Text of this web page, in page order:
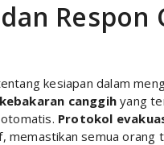
Respon
kesiapan dalam
canggih yang
Protokol
semua orang